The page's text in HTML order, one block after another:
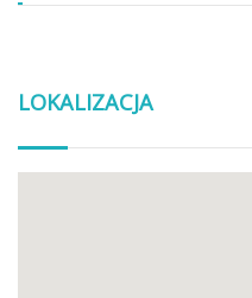
LOKALIZACJA